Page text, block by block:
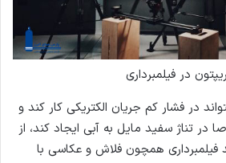
در فیلمبرداری
در فشار کم جریان الکتریکی کار کند و
در تناژ سفید مایل به آبی ایجاد کند، از
فیلمبرداری همچون فلاش و عکاسی با